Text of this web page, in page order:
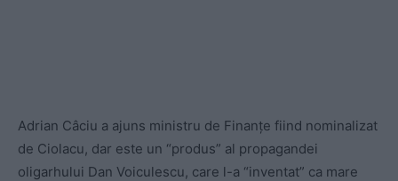
Adrian Câciu a ajuns ministru de Finanțe fiind nominalizat
de Ciolacu, dar este un “produs” al propagandei
oligarhului Dan Voiculescu, care l-a “inventat” ca mare